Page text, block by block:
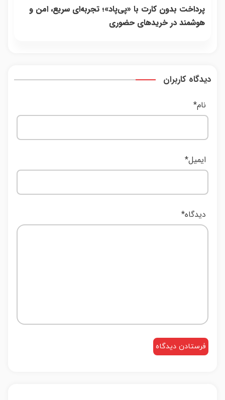
پرداخت بدون کارت با «پی‌پاد»؛ تجربه‌ای سریع، امن و
هوشمند در خریدهای حضوری
دیدگاه کاربران
دیدگاه*
نام*
ایمیل*